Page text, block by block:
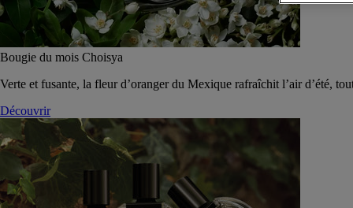
Bougie du mois Choisya
Verte et fusante, la fleur d’oranger du Mexique rafraîchit l’air d’été,
Découvrir